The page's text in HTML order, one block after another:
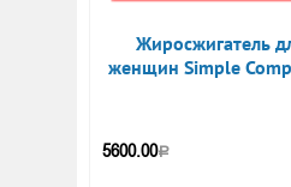
Жиросжигатель
женщин Simple
5600.00Р